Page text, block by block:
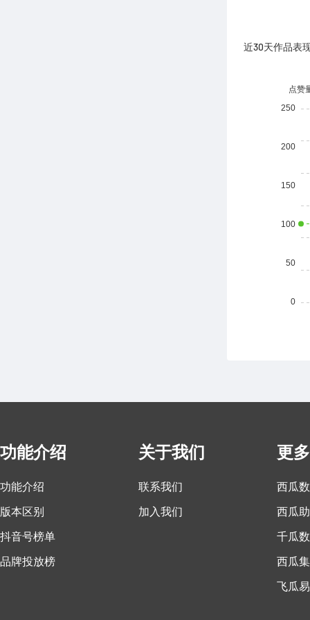
近30天作品表
功能介绍
功能介绍
版本区别
抖音号榜单
品牌投放榜
关于我们
联系我们
加入我们
更
西瓜
西瓜
千瓜
西瓜集
飞瓜